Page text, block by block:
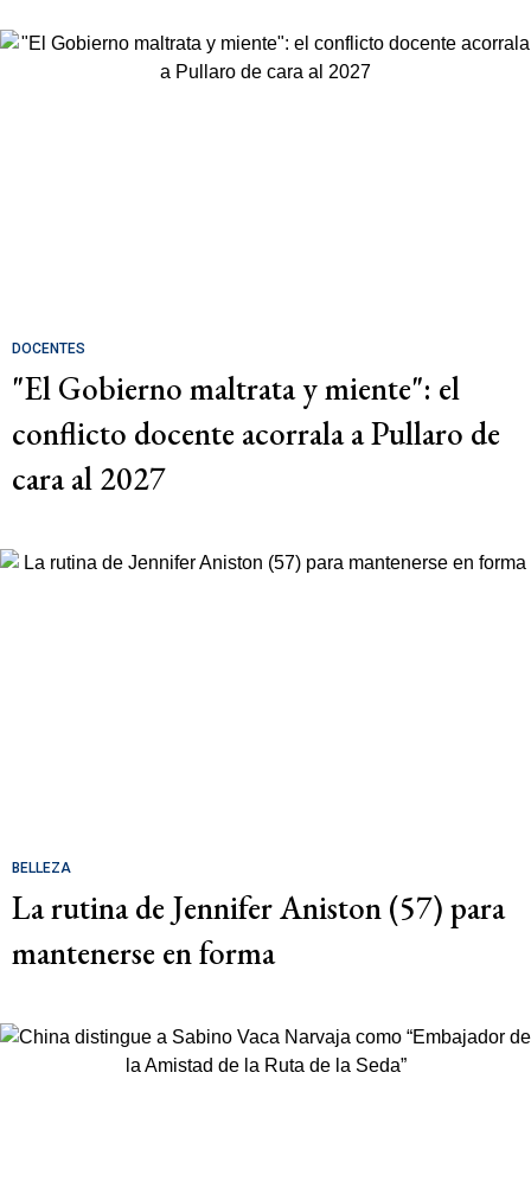
DOCENTES
"El Gobierno maltrata y miente": el
conflicto docente acorrala a Pullaro de
cara al 2027
BELLEZA
La rutina de Jennifer Aniston (57) para
mantenerse en forma